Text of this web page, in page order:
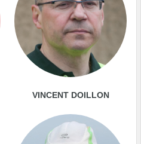
VINCENT DOILLON